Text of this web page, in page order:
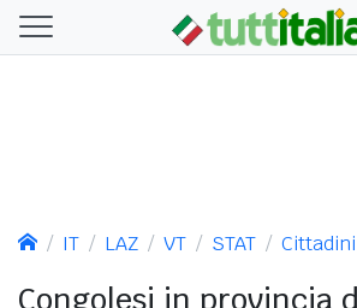
IT LAZ VT STAT
Congolesi in provincia